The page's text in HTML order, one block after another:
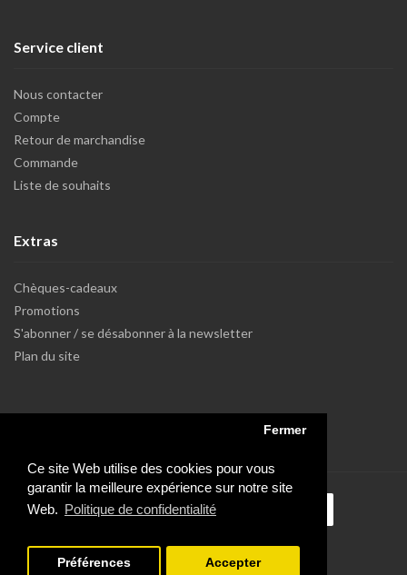
Ce site Web utilise des cookies pour vous
garantir la meilleure expérience sur notre site
Web. Politique de confidentialité
Fermer
Préférences Accepter
Service client
Nous contacter
Compte
Retour de marchandise
Commande
Liste de souhaits
Extras
Chèques-cadeaux
Promotions
S'abonner / se désabonner à la newsletter
Plan du site
Powered by Dupuis Informatique